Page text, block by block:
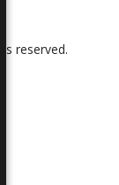
reserved.